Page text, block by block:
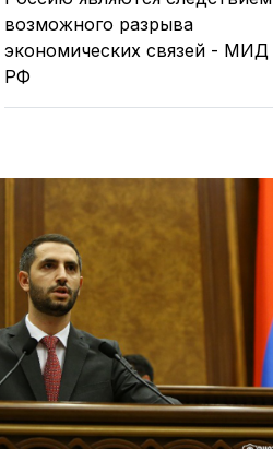
возможного разрыва
экономических связей - МИД
РФ